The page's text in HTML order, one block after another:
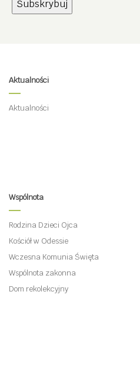
Aktualności
Aktualności
Wspólnota
Rodzina Dzieci Ojca
Kościół w Odessie
Wczesna Komunia Święta
Wspólnota zakonna
Dom rekolekcyjny